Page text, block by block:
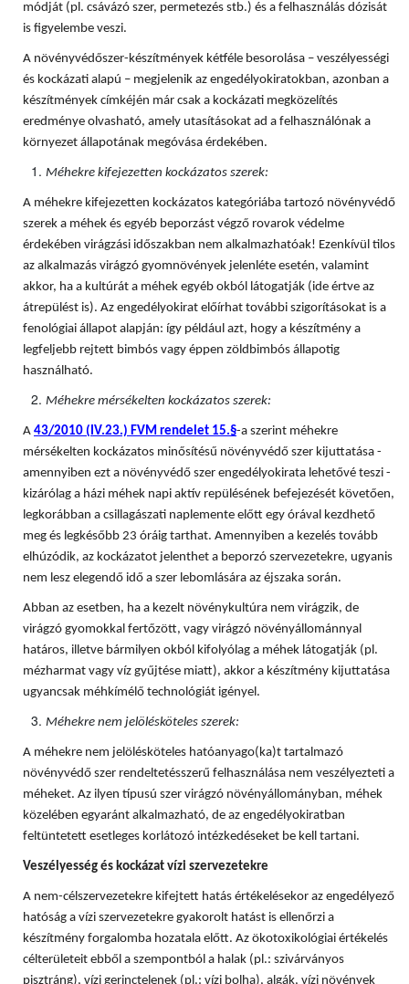
módját (pl. csávázó szer, permetezés stb.) és a felhasználás dózisát
is figyelembe veszi.
A növényvédőszer-készítmények kétféle besorolása – veszélyességi
és kockázati alapú – megjelenik az engedélyokiratokban, azonban a
készítmények címkéjén már csak a kockázati megközelítés
eredménye olvasható, amely utasításokat ad a felhasználónak a
környezet állapotának megóvása érdekében.
Méhekre kifejezetten kockázatos szerek:
A méhekre kifejezetten kockázatos kategóriába tartozó növényvédő
szerek a méhek és egyéb beporzást végző rovarok védelme
érdekében virágzási időszakban nem alkalmazhatóak! Ezenkívül tilos
az alkalmazás virágzó gyomnövények jelenléte esetén, valamint
akkor, ha a kultúrát a méhek egyéb okból látogatják (ide értve az
átrepülést is). Az engedélyokirat előírhat további szigorításokat is a
fenológiai állapot alapján: így például azt, hogy a készítmény a
legfeljebb rejtett bimbós vagy éppen zöldbimbós állapotig
használható.
Méhekre mérsékelten kockázatos szerek:
A 43/2010 (IV.23.) FVM rendelet 15.§-a szerint méhekre
mérsékelten kockázatos minősítésű növényvédő szer kijuttatása -
amennyiben ezt a növényvédő szer engedélyokirata lehetővé teszi -
kizárólag a házi méhek napi aktív repülésének befejezését követően,
legkorábban a csillagászati naplemente előtt egy órával kezdhető
meg és legkésőbb 23 óráig tarthat. Amennyiben a kezelés tovább
elhúzódik, az kockázatot jelenthet a beporzó szervezetekre, ugyanis
nem lesz elegendő idő a szer lebomlására az éjszaka során.
Abban az esetben, ha a kezelt növénykultúra nem virágzik, de
virágzó gyomokkal fertőzött, vagy virágzó növényállománnyal
határos, illetve bármilyen okból kifolyólag a méhek látogatják (pl.
mézharmat vagy víz gyűjtése miatt), akkor a készítmény kijuttatása
ugyancsak méhkímélő technológiát igényel.
Méhekre nem jelölésköteles szerek:
A méhekre nem jelölésköteles hatóanyago(ka)t tartalmazó
növényvédő szer rendeltetésszerű felhasználása nem veszélyezteti a
méheket. Az ilyen típusú szer virágzó növényállományban, méhek
közelében egyaránt alkalmazható, de az engedélyokiratban
feltüntetett esetleges korlátozó intézkedéseket be kell tartani.
Veszélyesség és kockázat vízi szervezetekre
A nem-célszervezetekre kifejtett hatás értékelésekor az engedélyező
hatóság a vízi szervezetekre gyakorolt hatást is ellenőrzi a
készítmény forgalomba hozatala előtt. Az ökotoxikológiai értékelés
célterületeit ebből a szempontból a halak (pl.: szivárványos
pisztráng), vízi gerinctelenek (pl.: vízi bolha), algák, vízi növények